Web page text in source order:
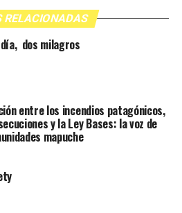
RELACIONADAS
dos milagros
entre los incendios patagónicos,
y la Ley Bases: la voz de
mapuche